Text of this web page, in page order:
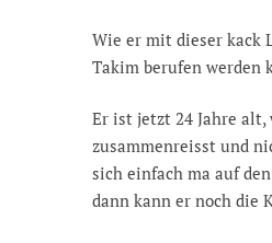
Wie er mit dieser kack
Takim berufen
Er ist jetzt 24 Jahre alt,
zusammenreisst und
sich einfach ma auf
dann kann er noch die